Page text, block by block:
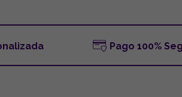
Pago 100%